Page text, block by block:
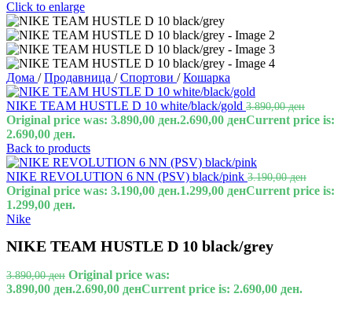
Click to enlarge
Дома / Продавница / Спортови / Кошарка
NIKE TEAM HUSTLE D 10 white/black/gold 3.890,00ден
Original price was: 3.890,00 ден.2.690,00 денCurrent price is:
2.690,00 ден.
Back to products
NIKE REVOLUTION 6 NN (PSV) black/pink 3.190,00ден
Original price was: 3.190,00 ден.1.299,00 денCurrent price is:
1.299,00 ден.
Nike
NIKE TEAM HUSTLE D 10 black/grey
3.890,00ден Original price was:
3.890,00 ден.2.690,00 денCurrent price is: 2.690,00 ден.